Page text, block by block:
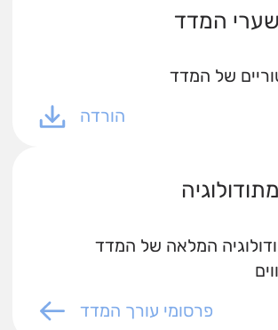
שערי המדד
של המדד
הורדה
מתודולוגיה
המלאה של המדד
פרסומי עורך המדד